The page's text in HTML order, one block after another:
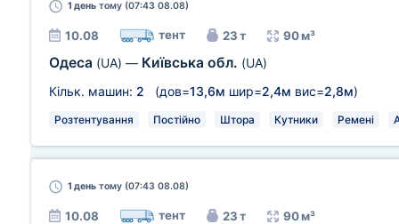
1 день тому (07:43 08.08)
10.08 тент 23 т 90 м³
Одеса (UA) — Київська обл. (UA)
Кільк. машин: 2 (дов=13,6м шир=2,4м вис=2,8м)
Розтентування Постійно Штора Кутники Ремені
1 день тому (07:43 08.08)
10.08 тент 23 т 90 м³